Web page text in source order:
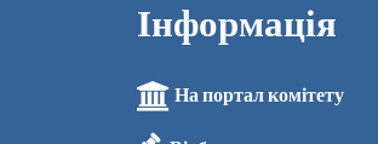
Інформація
На портал комітету